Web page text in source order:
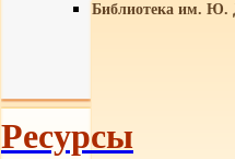
Библиотека им. Ю.
Ресурсы